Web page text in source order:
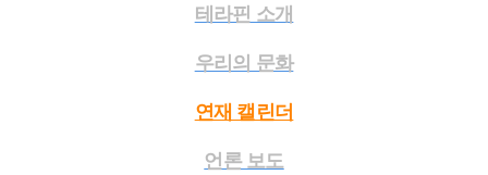
테라핀 소개
우리의 문화
연재 캘린더
언론 보도